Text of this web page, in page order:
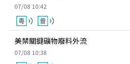
07/08 10:42
美禁關鍵礦物廢料外流
07/08 10:38